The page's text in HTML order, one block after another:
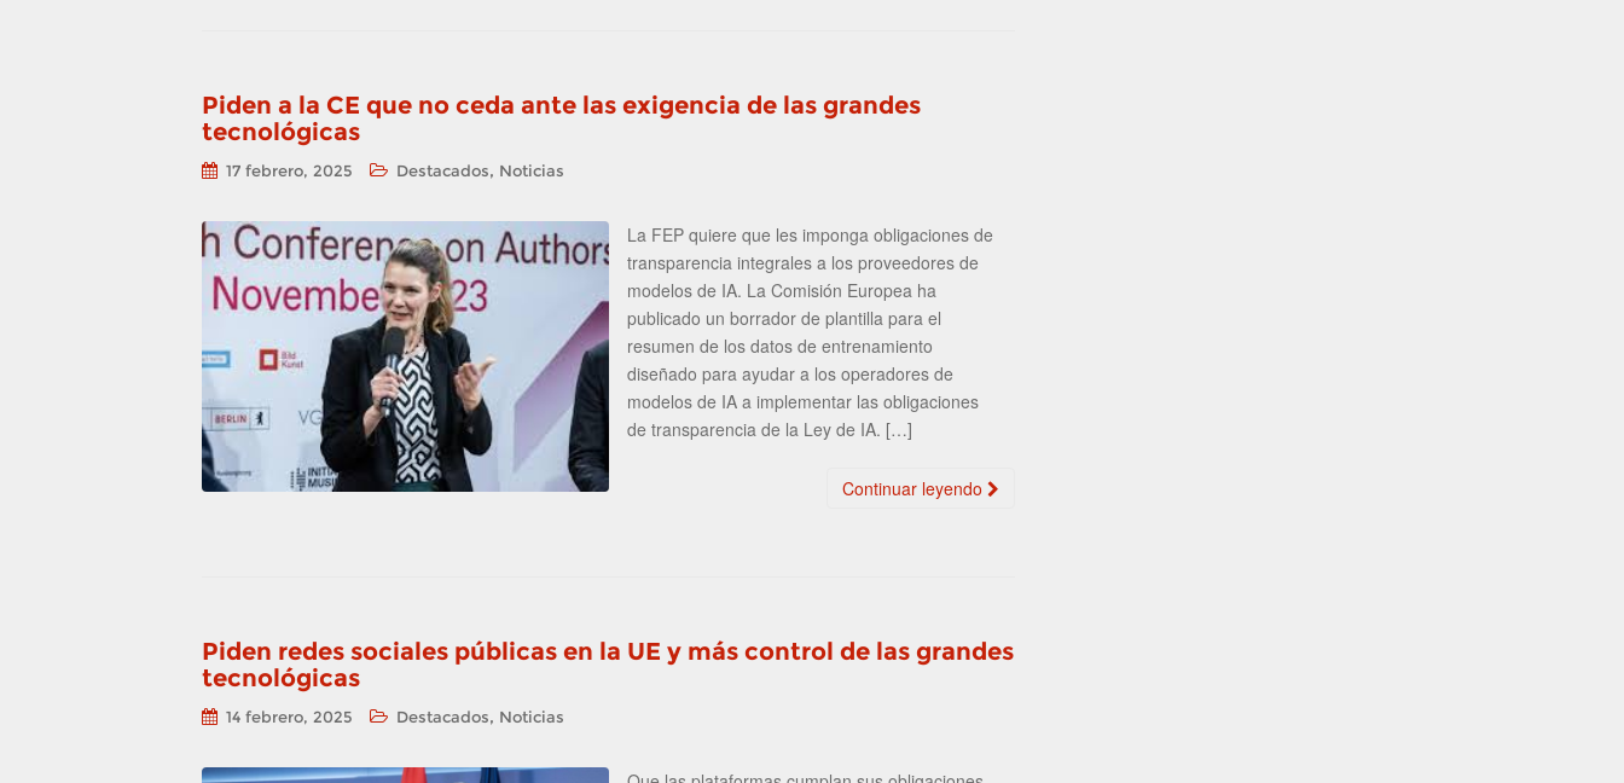
Piden a la CE que no ceda ante las exigencia de las grandes
tecnológicas
17 febrero, 2025 Destacados, Noticias
La FEP quiere que les imponga obligaciones de
transparencia integrales a los proveedores de
modelos de IA. La Comisión Europea ha
publicado un borrador de plantilla para el
resumen de los datos de entrenamiento
diseñado para ayudar a los operadores de
modelos de IA a implementar las obligaciones
de transparencia de la Ley de IA. […]
Continuar leyendo
Piden redes sociales públicas en la UE y más control de las grandes
tecnológicas
14 febrero, 2025 Destacados, Noticias